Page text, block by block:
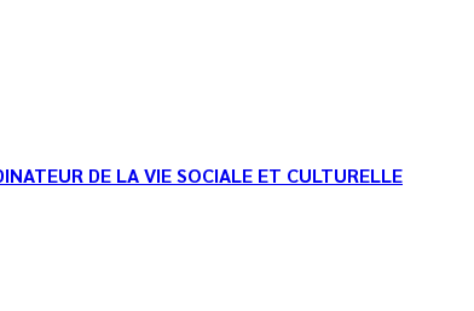
DE LA VIE SOCIALE ET CULTURELLE